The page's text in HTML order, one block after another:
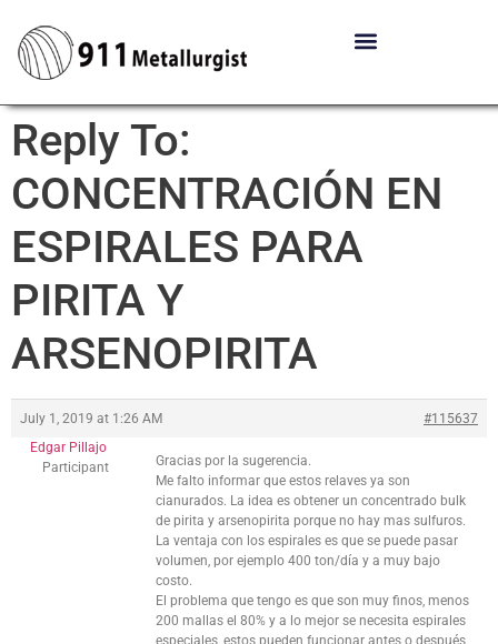
Reply To:
CONCENTRACIÓN EN
ESPIRALES PARA
PIRITA Y
ARSENOPIRITA
July 1, 2019 at 1:26 AM
#115637
Edgar Pillajo
Participant
Gracias por la sugerencia.
Me falto informar que estos relaves ya son
cianurados. La idea es obtener un concentrado bulk
de pirita y arsenopirita porque no hay mas sulfuros.
La ventaja con los espirales es que se puede pasar
volumen, por ejemplo 400 ton/día y a muy bajo
costo.
El problema que tengo es que son muy finos, menos
200 mallas el 80% y a lo mejor se necesita espirales
especiales, estos pueden funcionar antes o después